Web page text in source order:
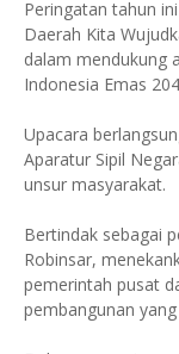
Peringatan tahun
Daerah Kita
dalam mendukung
Indonesia Emas
Upacara
Aparatur Sipil
unsur masyarakat.
Bertindak sebagai
Robinsar,
pemerintah pusat
pembangunan